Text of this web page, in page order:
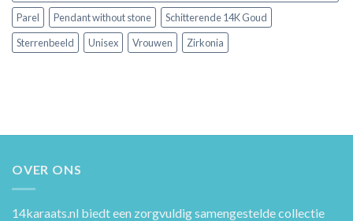
Parel
Pendant without stone
Schitterende 14K Goud
Sterrenbeeld
Unisex Vrouwen Zirkonia
OVER ONS
14karaats.nl biedt een zorgvuldig samengestelde collectie